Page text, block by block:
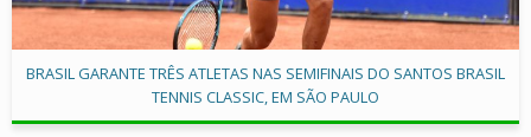
BRASIL GARANTE TRÊS ATLETAS NAS SEMIFINAIS DO SANTOS BRASIL
TENNIS CLASSIC, EM SÃO PAULO